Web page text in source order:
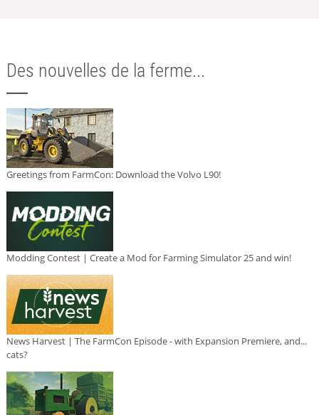
Des nouvelles de la ferme...
Greetings from FarmCon: Download the Volvo L90!
Modding Contest | Create a Mod for Farming Simulator 25 and win!
News Harvest | The FarmCon Episode - with Expansion Premiere, and...
cats?